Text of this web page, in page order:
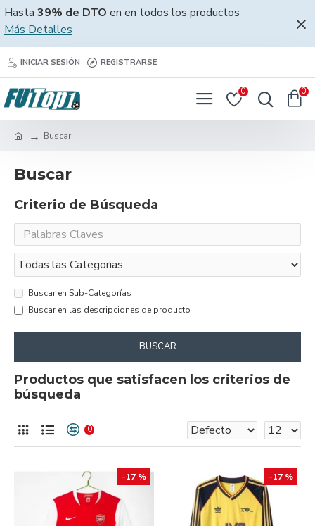
Hasta 39% de DTO en en todos los productos
Más Detalles
INICIAR SESIÓN REGISTRARSE
0 0
Buscar
Buscar
Criterio de Búsqueda
Buscar en Sub-Categorías
Buscar en las descripciones de producto
BUSCAR
Productos que satisfacen los criterios de
búsqueda
0
-17 % -17 %